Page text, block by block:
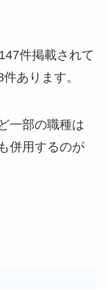
件掲載されて
あります。
一部の職種は
併用するのが